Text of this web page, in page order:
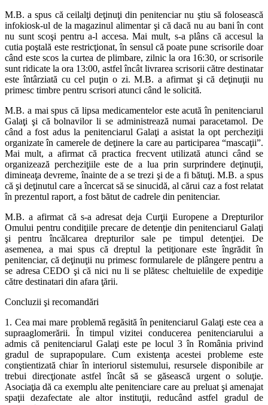
M.B. a spus că ceilalţi deţinuţi din penitenciar nu ştiu să folosească
infokiosk-ul de la magazinul alimentar şi că dacă nu au bani în cont
nu sunt scoşi pentru a-l accesa. Mai mult, s-a plâns că accesul la
cutia poştală este restricţionat, în sensul că poate pune scrisorile doar
când este scos la curtea de plimbare, zilnic la ora 16:30, or scrisorile
sunt ridicate la ora 13:00, astfel încât livrarea scrisorii către destinatar
este întârziată cu cel puţin o zi. M.B. a afirmat şi că deţinuţii nu
primesc timbre pentru scrisori atunci când le solicită.
M.B. a mai spus că lipsa medicamentelor este acută în penitenciarul
Galaţi şi că bolnavilor li se administrează numai paracetamol. De
când a fost adus la penitenciarul Galaţi a asistat la opt percheziţii
organizate în camerele de deţinere la care au participarea “mascaţii”.
Mai mult, a afirmat că practica frecvent utilizată atunci când se
organizează percheziţiile este de a lua prin surprindere deţinuţii,
dimineaţa devreme, înainte de a se trezi şi de a fi bătuţi. M.B. a spus
că şi deţinutul care a încercat să se sinucidă, al cărui caz a fost relatat
în prezentul raport, a fost bătut de cadrele din penitenciar.
M.B. a afirmat că s-a adresat deja Curţii Europene a Drepturilor
Omului pentru condiţiile precare de detenţie din penitenciarul Galaţi
şi pentru încălcarea drepturilor sale pe timpul detenţiei. De
asemenea, a mai spus că dreptul la petiţionare este îngrădit în
penitenciar, că deţinuţii nu primesc formularele de plângere pentru a
se adresa CEDO şi că nici nu li se plătesc cheltuielile de expediţie
către destinatari din afara ţării.
Concluzii şi recomandări
1. Cea mai mare problemă regăsită în penitenciarul Galaţi este cea a
supraaglomerării. În timpul vizitei conducerea penitenciarului a
admis că penitenciarul Galaţi este pe locul 3 în România privind
gradul de suprapopulare. Cum existenţa acestei probleme este
conştientizată chiar în interiorul sistemului, resursele disponibile ar
trebui direcţionate astfel încât să se găsească urgent o soluţie.
Asociaţia dă ca exemplu alte penitenciare care au preluat şi amenajat
spaţii dezafectate ale altor instituţii, reducând astfel gradul de